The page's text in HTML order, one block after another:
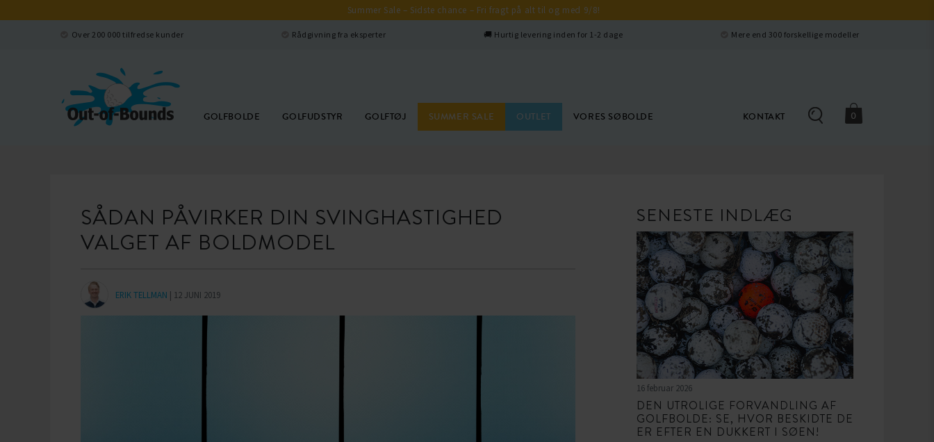
Summer Sale – Sidste chance – Fri fragt på alt til og med 9/8!
Over 200 000 tilfredse kunder Rådgivning fra eksperter 🚚 Hurtig levering inden for 1-2 dage Mere end 300 forskellige modeller
GOLFBOLDE GOLFUDSTYR GOLFTØJ SUMMER SALE OUTLET VORES SØBOLDE KONTAKT 0
SÅDAN PÅVIRKER DIN SVINGHASTIGHED
VALGET AF BOLDMODEL
ERIK TELLMAN | 12 JUNI 2019
SENESTE INDLÆG
16 februar 2026
DEN UTROLIGE FORVANDLING AF
GOLFBOLDE: SE, HVOR BESKIDTE DE
ER EFTER EN DUKKERT I SØEN!